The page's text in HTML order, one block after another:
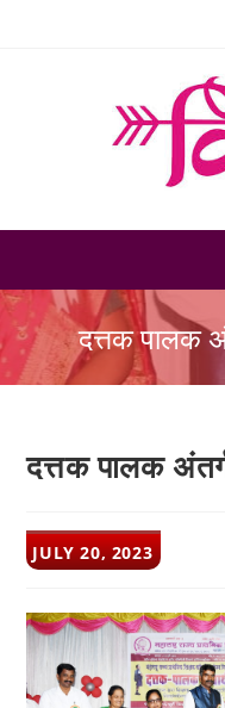
दत्तक पालक
दत्तक पालक
POST
PUBLISHED:
JULY 20, 2023